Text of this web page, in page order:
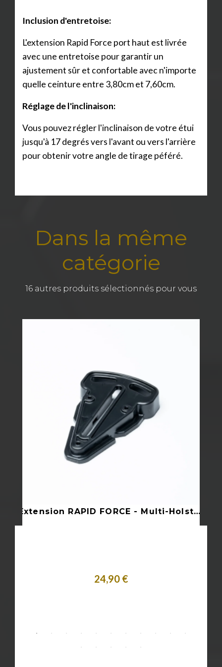
Inclusion d'entretoise:
L'extension Rapid Force port haut est livrée
avec une entretoise pour garantir un
ajustement sûr et confortable avec n'importe
quelle ceinture entre 3,80cm et 7,60cm.
Réglage de l'inclinaison:
Vous pouvez régler l'inclinaison de votre étui
jusqu'à 17 degrés vers l'avant ou vers l'arrière
pour obtenir votre angle de tirage péféré.
Dans la même
catégorie
16 autres produits sélectionnés pour vous
Extension RAPID FORCE - Multi-Holster Adaptateur
24,90 €